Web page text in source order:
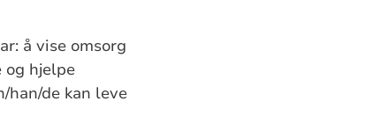
å vise omsorg
og hjelpe
han/de kan leve